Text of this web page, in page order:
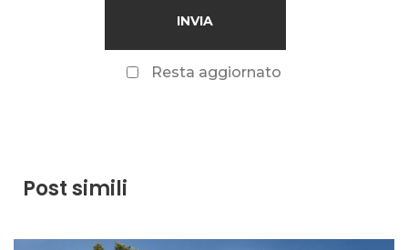
Resta aggiornato
Post simili